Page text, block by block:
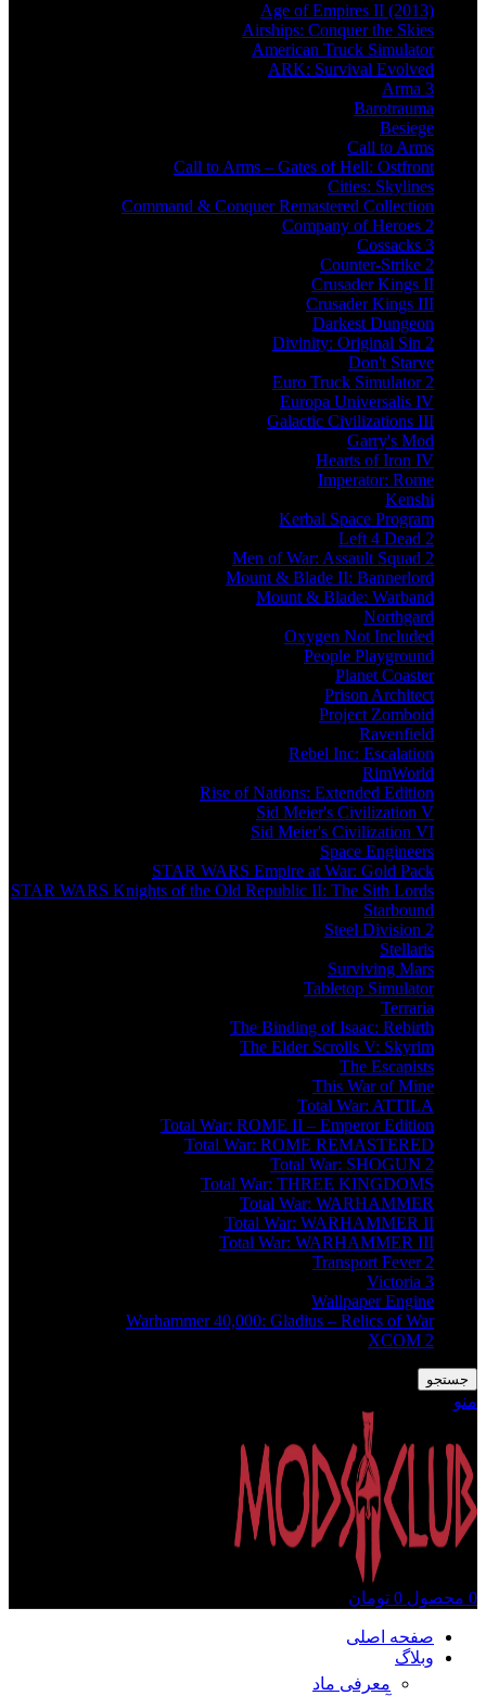
Age of Empires II (2013)
Airships: Conquer the Skies
American Truck Simulator
ARK: Survival Evolved
Arma 3
Barotrauma
Besiege
Call to Arms
Call to Arms – Gates of Hell: Ostfront
Cities: Skylines
Command & Conquer Remastered Collection
Company of Heroes 2
Cossacks 3
Counter-Strike 2
Crusader Kings II
Crusader Kings III
Darkest Dungeon
Divinity: Original Sin 2
Don't Starve
Euro Truck Simulator 2
Europa Universalis IV
Galactic Civilizations III
Garry's Mod
Hearts of Iron IV
Imperator: Rome
Kenshi
Kerbal Space Program
Left 4 Dead 2
Men of War: Assault Squad 2
Mount & Blade II: Bannerlord
Mount & Blade: Warband
Northgard
Oxygen Not Included
People Playground
Planet Coaster
Prison Architect
Project Zomboid
Ravenfield
Rebel Inc: Escalation
RimWorld
Rise of Nations: Extended Edition
Sid Meier's Civilization V
Sid Meier's Civilization VI
Space Engineers
STAR WARS Empire at War: Gold Pack
STAR WARS Knights of the Old Republic II: The Sith Lords
Starbound
Steel Division 2
Stellaris
Surviving Mars
Tabletop Simulator
Terraria
The Binding of Isaac: Rebirth
The Elder Scrolls V: Skyrim
The Escapists
This War of Mine
Total War: ATTILA
Total War: ROME II – Emperor Edition
Total War: ROME REMASTERED
Total War: SHOGUN 2
Total War: THREE KINGDOMS
Total War: WARHAMMER
Total War: WARHAMMER II
Total War: WARHAMMER III
Transport Fever 2
Victoria 3
Wallpaper Engine
Warhammer 40,000: Gladius – Relics of War
XCOM 2
جستجو
منو
0 محصول 0 تومان
صفحه اصلی
وبلاگ
معرفی ماد